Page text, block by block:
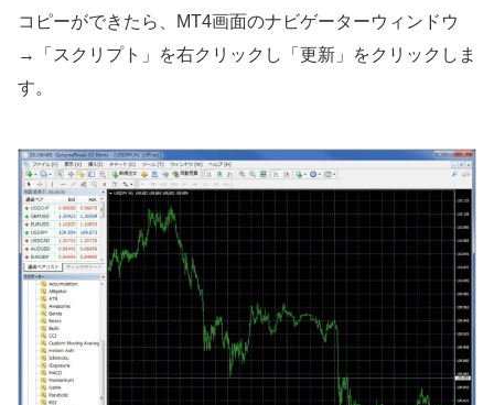
コピーができたら、MT4画面のナビゲーターウィンドウ
→「スクリプト」を右クリックし「更新」をクリックしま
す。